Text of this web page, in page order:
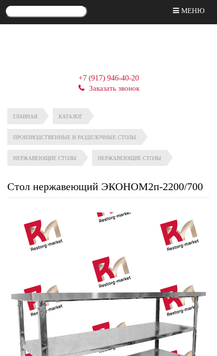
МЕНЮ
+7 (917) 946-40-20
Заказать звонок
ГЛАВНАЯ КАТАЛОГ
ПРОИЗВОДСТВЕННЫЕ И РАЗДЕЛОЧНЫЕ СТОЛЫ
НЕРЖАВЕЮЩИЕ СТОЛЫ НЕРЖАВЕЮЩИЕ СТОЛЫ
Стол нержавеющий ЭКОНОМ2п-2200/700